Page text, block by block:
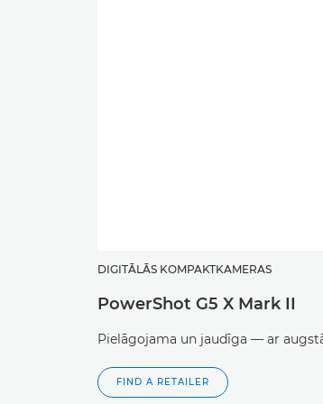
DIGITĀLĀS KOMPAKTKAMERAS
PowerShot G5 X Mark II
Pielāgojama un jaudīga — ar
FIND A RETAILER